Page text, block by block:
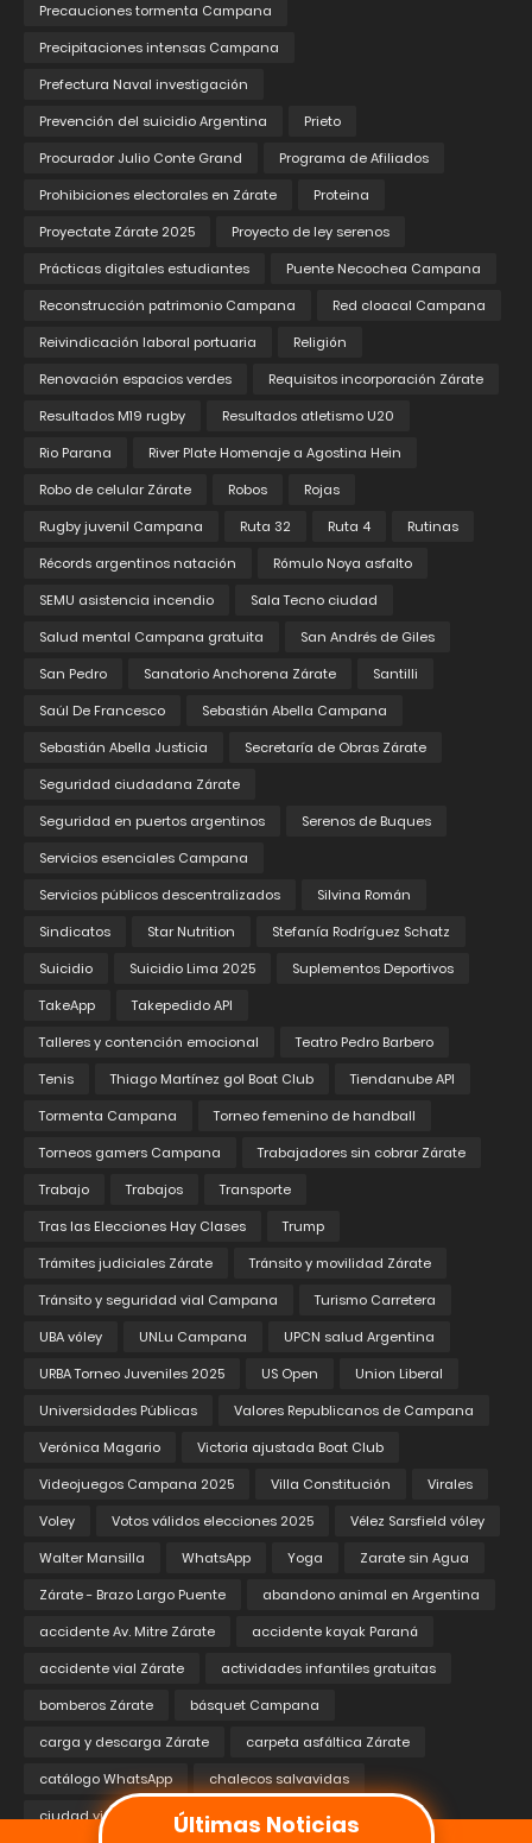
Últimas Noticias
Precauciones tormenta Campana
Precipitaciones intensas Campana
Prefectura Naval investigación
Prevención del suicidio Argentina
Prieto
Procurador Julio Conte Grand
Programa de Afiliados
Prohibiciones electorales en Zárate
Proteina
Proyectate Zárate 2025
Proyecto de ley serenos
Prácticas digitales estudiantes
Puente Necochea Campana
Reconstrucción patrimonio Campana
Red cloacal Campana
Reivindicación laboral portuaria
Religión
Renovación espacios verdes
Requisitos incorporación Zárate
Resultados M19 rugby
Resultados atletismo U20
Rio Parana
River Plate Homenaje a Agostina Hein
Robo de celular Zárate
Robos
Rojas
Rugby juvenil Campana
Ruta 32 Ruta 4
Rutinas
Récords argentinos natación
Rómulo Noya asfalto
SEMU asistencia incendio
Sala Tecno ciudad
Salud mental Campana gratuita
San Andrés de Giles
San Pedro
Sanatorio Anchorena Zárate
Santilli
Saúl De Francesco
Sebastián Abella Campana
Sebastián Abella Justicia
Secretaría de Obras Zárate
Seguridad ciudadana Zárate
Seguridad en puertos argentinos
Serenos de Buques
Servicios esenciales Campana
Servicios públicos descentralizados
Silvina Román
Sindicatos
Star Nutrition
Stefanía Rodríguez Schatz
Suicidio
Suicidio Lima 2025
Suplementos Deportivos
TakeApp
Takepedido API
Talleres y contención emocional
Teatro Pedro Barbero
Tenis
Thiago Martínez gol Boat Club
Tiendanube API
Tormenta Campana
Torneo femenino de handball
Torneos gamers Campana
Trabajadores sin cobrar Zárate
Trabajo
Trabajos
Transporte
Tras las Elecciones Hay Clases
Trump
Trámites judiciales Zárate
Tránsito y movilidad Zárate
Tránsito y seguridad vial Campana
Turismo Carretera
UBA vóley
UNLu Campana
UPCN salud Argentina
URBA Torneo Juveniles 2025
US Open
Union Liberal
Universidades Públicas
Valores Republicanos de Campana
Verónica Magario
Victoria ajustada Boat Club
Videojuegos Campana 2025
Villa Constitución
Virales
Voley
Votos válidos elecciones 2025
Vélez Sarsfield vóley
Walter Mansilla
WhatsApp Yoga
Zarate sin Agua
Zárate - Brazo Largo Puente
abandono animal en Argentina
accidente Av. Mitre Zárate
accidente kayak Paraná
accidente vial Zárate
actividades infantiles gratuitas
bomberos Zárate
básquet Campana
carga y descarga Zárate
carpeta asfáltica Zárate
catálogo WhatsApp
chalecos salvavidas
ciudad vial educativa
colectora Ruta 9 Zárate